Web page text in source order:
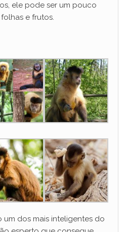
ele pode ser um pouco
e frutos.
um dos mais inteligentes do